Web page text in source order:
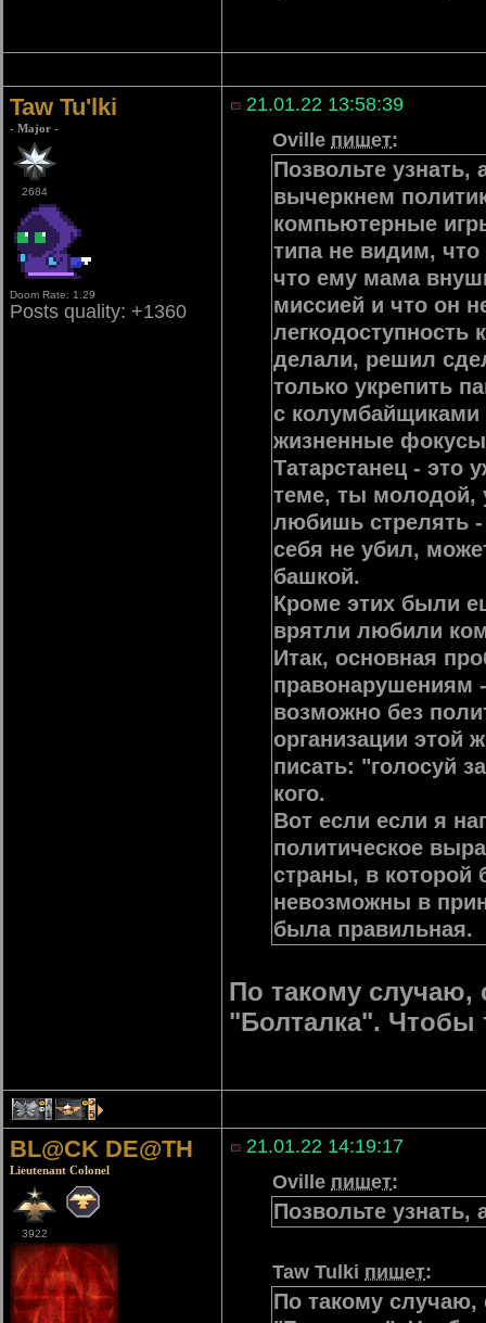
Taw Tu'lki
- Major -
2684
Doom Rate: 1.29
Posts quality: +1360
21.01.22 13:58:39
Oville пишет:
Позвольте узнать,
вычеркнем
компьютерные
типа не видим,
что ему мама
миссией и что он
легкодоступность
делали, решил
только укрепить
с колумбайщиками
жизненные
Татарстанец - это
теме, ты молодой,
любишь стрелять -
себя не убил,
башкой.
Кроме этих были
врятли любили
Итак, основная
правонарушениям
возможно без
организации этой
писать: "голосуй
кого.
Вот если если я
политическое
страны, в
невозможны в
была правильная.
По такому случаю,
"Болталка". Чтобы
1 15
BL@CK DE@TH
Lieutenant Colonel
3922
21.01.22 14:19:17
Oville пишет:
Позвольте узнать,
Taw Tulki пишет:
По такому случаю,